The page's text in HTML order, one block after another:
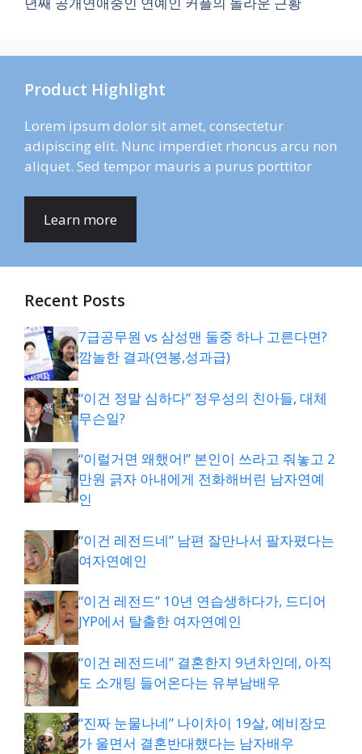
Product Highlight
Lorem ipsum dolor sit amet, consectetur
adipiscing elit. Nunc imperdiet rhoncus arcu non
aliquet. Sed tempor mauris a purus porttitor
Learn more
Recent Posts
7급공무원 vs 삼성맨 둘중 하나 고른다면?
깜놀한 결과(연봉,성과급)
“이건 정말 심하다” 정우성의 친아들, 대체
무슨일?
“이럴거면 왜했어!” 본인이 쓰라고 줘놓고 2
만원 긁자 아내에게 전화해버린 남자연예
인
“이건 레전드네” 남편 잘만나서 팔자폈다는
여자연예인
“이건 레전드” 10년 연습생하다가, 드디어
JYP에서 탈출한 여자연예인
“이건 레전드네” 결혼한지 9년차인데, 아직
도 소개팅 들어온다는 유부남배우
“진짜 눈물나네” 나이차이 19살, 예비장모
가 울면서 결혼반대했다는 남자배우